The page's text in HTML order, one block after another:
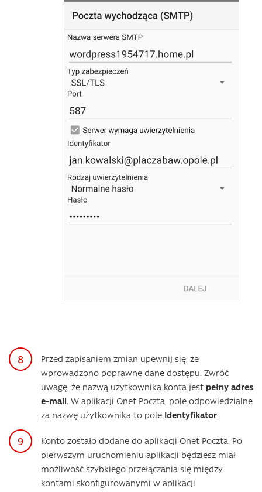
Przed zapisaniem zmian upewnij się, że
wprowadzono poprawne dane dostępu. Zwróć
uwagę, że nazwą użytkownika konta jest pełny adres
e-mail. W aplikacji Onet Poczta, pole odpowiedzialne
za nazwę użytkownika to pole Identyfikator.
Konto zostało dodane do aplikacji Onet Poczta. Po
pierwszym uruchomieniu aplikacji będziesz miał
możliwość szybkiego przełączania się między
kontami skonfigurowanymi w aplikacji